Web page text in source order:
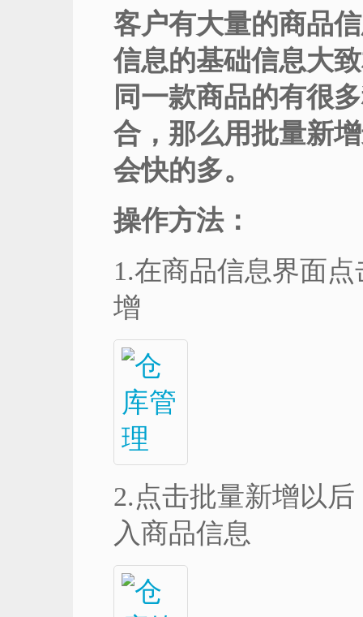
客户有大量的商品
信息的基础信息大
同一款商品的有很
合， 那么用批量新
会快的多。
操作方法：
1.在商品信息界面
增
2.点击批量新增以
入商品信息